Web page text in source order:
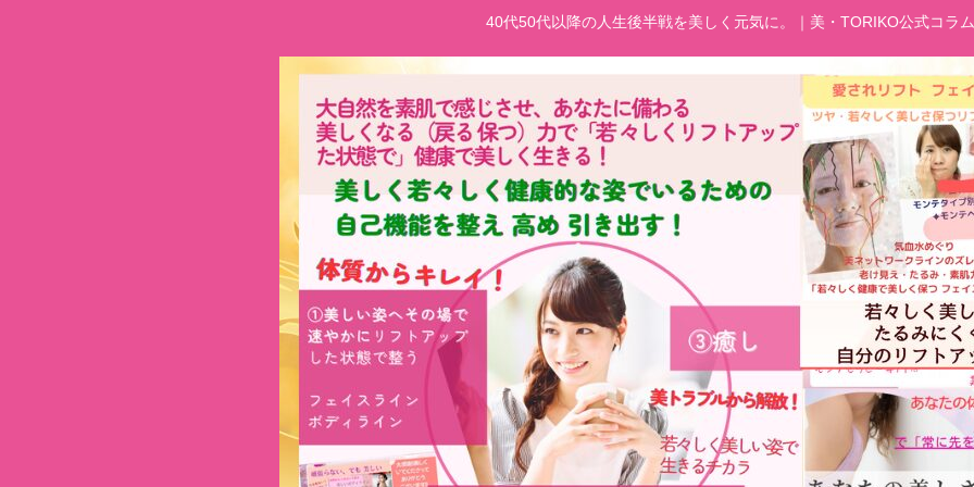
40代50代以降の人生後半戦を美しく元気に。｜美・TORIKO公式コラム